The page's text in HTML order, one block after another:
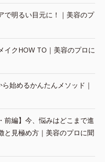
で明るい目元に！｜美容のプ
イクHOW TO｜美容のプロに
始めるかんたんメソッド｜
前編】今、悩みはどこまで進
と見極め方｜美容のプロに聞